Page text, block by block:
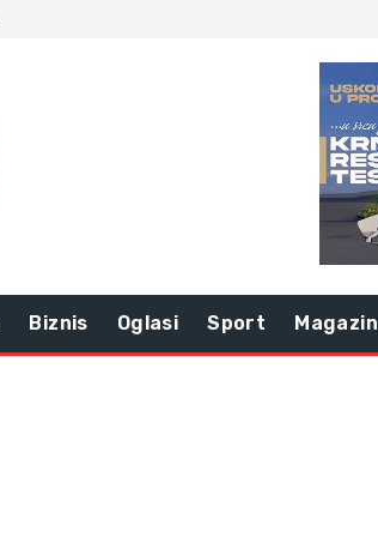
Biznis Oglasi Sport Magazin